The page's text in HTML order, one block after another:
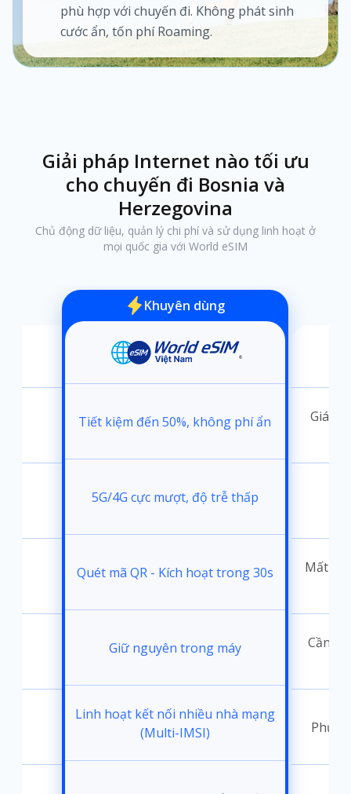
phù hợp với chuyến đi. Không phát sinh
cước ẩn, tốn phí Roaming.
Giải pháp Internet nào tối ưu
cho chuyến đi Bosnia và
Herzegovina
Chủ động dữ liệu, quản lý chi phí và sử dụng linh hoạt ở
mọi quốc gia với World eSIM
Giá
Mất
Cần
Phụ
Khuyên dùng
Tiết kiệm đến 50%, không phí ẩn
5G/4G cực mượt, độ trễ thấp
Quét mã QR - Kích hoạt trong 30s
Giữ nguyên trong máy
Linh hoạt kết nối nhiều nhà mạng
(Multi-IMSI)